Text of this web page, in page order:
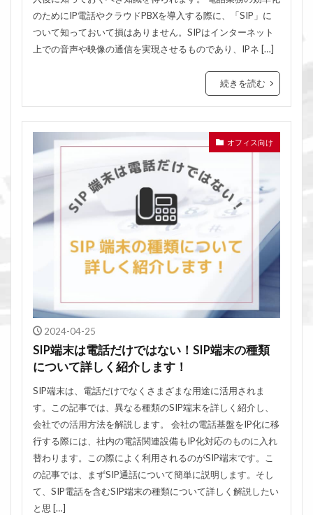
のためにIP電話やクラウドPBXを導入する際に、「SIP」に
ついて知っておいて損はありません。SIPはインターネット
上での音声や映像の通信を実現させるものであり、IPネ […]
続きを読む
オフィス向け
2024-04-25
SIP端末は電話だけではない！SIP端末の種類
について詳しく紹介します！
SIP端末は、電話だけでなくさまざまな用途に活用されま
す。この記事では、異なる種類のSIP端末を詳しく紹介し、
会社での活用方法を解説します。 会社の電話基盤をIP化に移
行する際には、社内の電話関連設備もIP化対応のものに入れ
替わります。この際によく利用されるのがSIP端末です。こ
の記事では、まずSIP通話について簡単に説明します。そし
て、SIP電話を含むSIP端末の種類について詳しく解説したい
と思 […]